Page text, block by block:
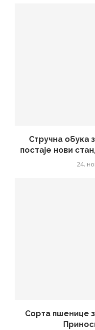
Стручна обука
постаје нови
24.
Сорта пшенице